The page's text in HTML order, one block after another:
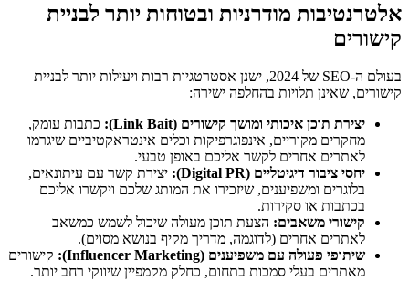
אלטרנטיבות מודרניות ובטוחות יותר לבניית
קישורים
בעולם ה-SEO של 2024, ישנן אסטרטגיות רבות ויעילות יותר לבניית
קישורים, שאינן תלויות בהחלפה ישירה:
יצירת תוכן איכותי ומושך קישורים (Link Bait):
כתבות עומק,
מחקרים מקוריים, אינפוגרפיקות וכלים אינטראקטיביים שיגרמו
לאתרים אחרים לקשר אליכם באופן טבעי.
יחסי ציבור דיגיטליים (Digital PR):
יצירת קשר עם עיתונאים,
בלוגרים ומשפיענים, שיזכירו את המותג שלכם ויקשרו אליכם
בכתבות או סקירות.
קישורי משאבים: הצעת תוכן מעולה שיכול לשמש כמשאב
לאתרים אחרים (לדוגמה, מדריך מקיף בנושא מסוים).
שיתופי פעולה עם משפיענים (Influencer Marketing):
קישורים
מאתרים בעלי סמכות בתחום, כחלק מקמפיין שיווקי רחב יותר.